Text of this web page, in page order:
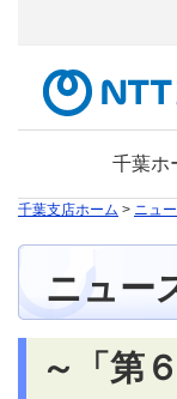
千葉ホ
千葉支店ホーム > ニュ
ニュー
～「第